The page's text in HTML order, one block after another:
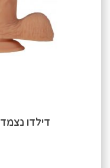
דילדו נצמד NMC - Blown Away